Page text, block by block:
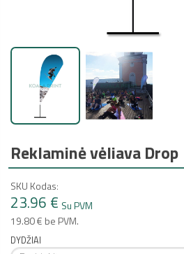
Reklaminė vėliava Drop
SKU Kodas:
23.96 € Su PVM
19.80 € be PVM.
DYDŽIAI